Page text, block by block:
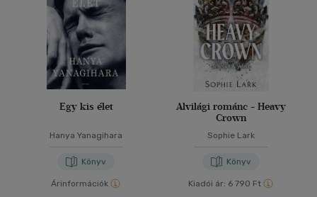
Egy kis élet
Hanya Yanagihara
Könyv
Árinformációk
Alvilági románc - Heavy
Crown
Sophie Lark
Könyv
Kiadói ár: 6 790 Ft